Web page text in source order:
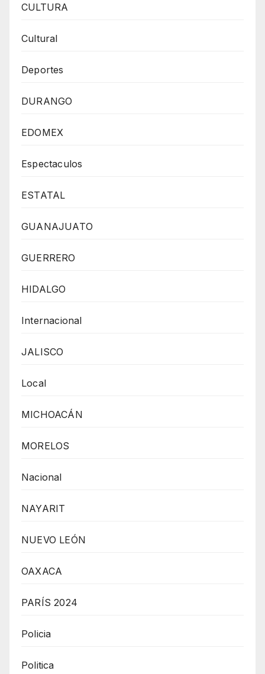
CULTURA
Cultural
Deportes
DURANGO
EDOMEX
Espectaculos
ESTATAL
GUANAJUATO
GUERRERO
HIDALGO
Internacional
JALISCO
Local
MICHOACÁN
MORELOS
Nacional
NAYARIT
NUEVO LEÓN
OAXACA
PARÍS 2024
Policia
Politica